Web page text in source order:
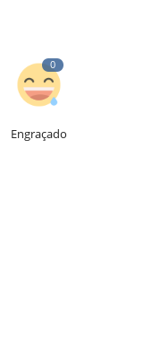
0
Engraçado